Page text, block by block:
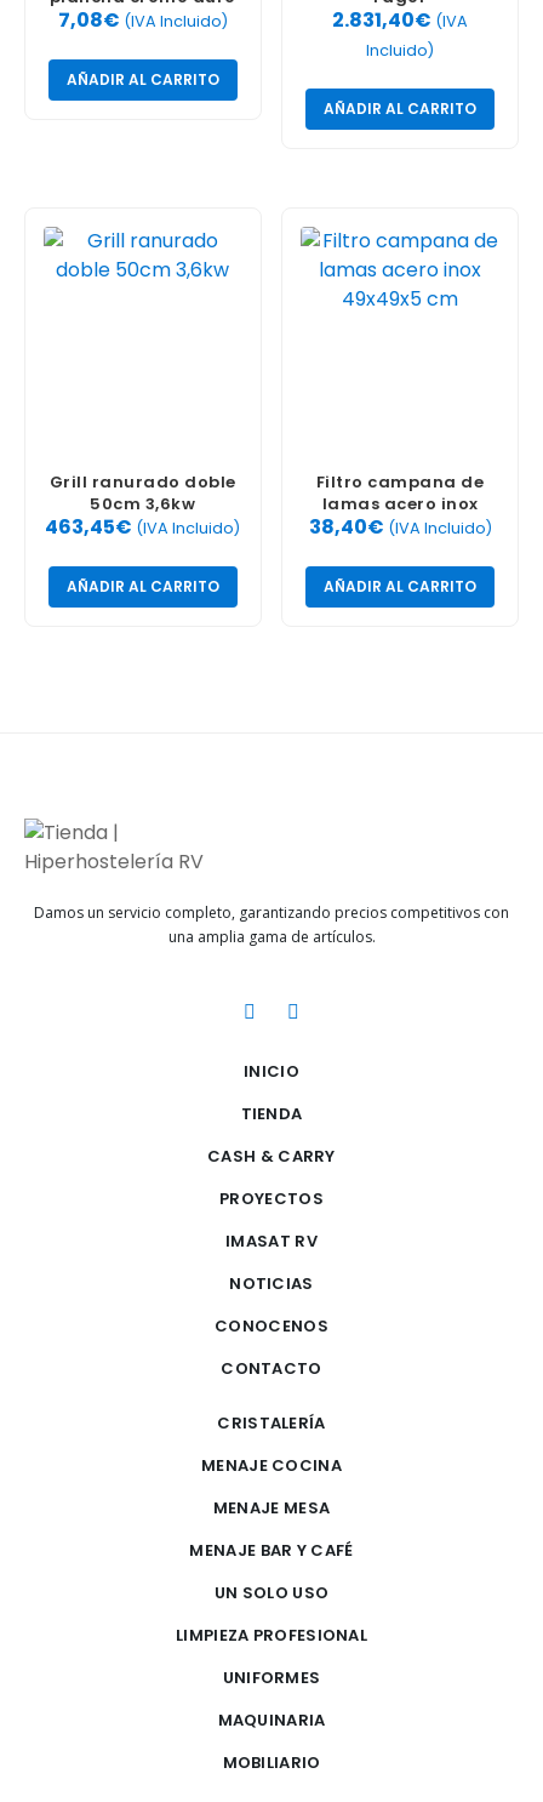
10uds
7,08€ (IVA Incluido)
AÑADIR AL CARRITO
2.831,40€ (IVA
Incluido)
AÑADIR AL CARRITO
Grill ranurado doble
50cm 3,6kw
463,45€ (IVA Incluido)
AÑADIR AL CARRITO
Filtro campana de
lamas acero inox
49x49x5 cm
38,40€ (IVA Incluido)
AÑADIR AL CARRITO
Damos un servicio completo, garantizando precios competitivos con
una amplia gama de artículos.
INICIO
TIENDA
CASH & CARRY
PROYECTOS
IMASAT RV
NOTICIAS
CONOCENOS
CONTACTO
CRISTALERÍA
MENAJE COCINA
MENAJE MESA
MENAJE BAR Y CAFÉ
UN SOLO USO
LIMPIEZA PROFESIONAL
UNIFORMES
MAQUINARIA
MOBILIARIO